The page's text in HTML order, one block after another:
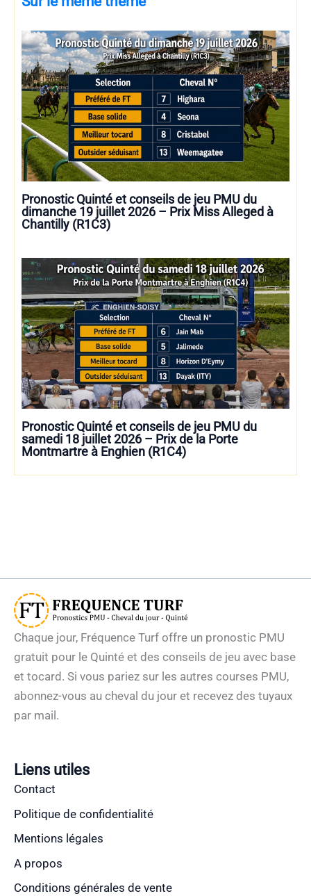
Pronostic Quinté et conseils de jeu PMU du
dimanche 19 juillet 2026 – Prix Miss Alleged à
Chantilly (R1C3)
Pronostic Quinté et conseils de jeu PMU du
samedi 18 juillet 2026 – Prix de la Porte
Montmartre à Enghien (R1C4)
Chaque jour, Fréquence Turf offre un pronostic PMU
gratuit pour le Quinté et des conseils de jeu avec base
et tocard. Si vous pariez sur les autres courses PMU,
abonnez-vous au cheval du jour et recevez des tuyaux
par mail.
Liens utiles
Contact
Politique de confidentialité
Mentions légales
A propos
Conditions générales de vente